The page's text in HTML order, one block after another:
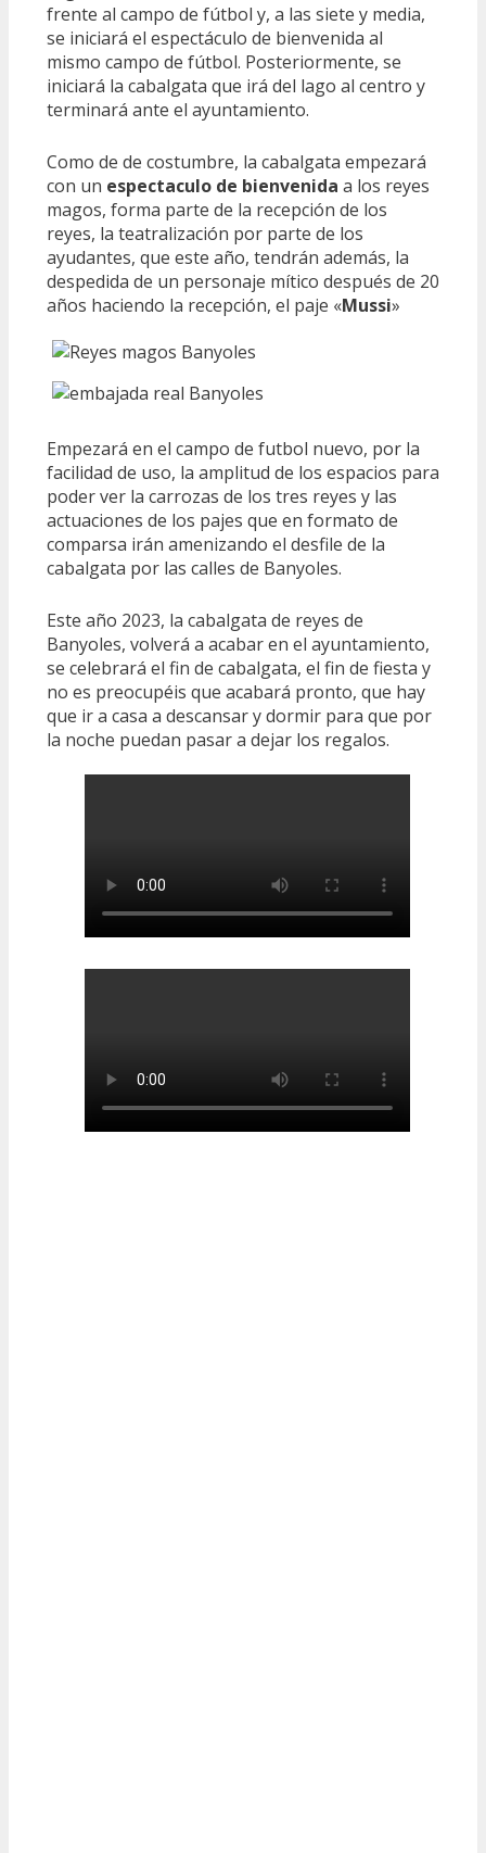
frente al campo de fútbol y, a las siete y media,
se iniciará el espectáculo de bienvenida al
mismo campo de fútbol. Posteriormente, se
iniciará la cabalgata que irá del lago al centro y
terminará ante el ayuntamiento.
Como de de costumbre, la cabalgata empezará
con un espectaculo de bienvenida a los reyes
magos, forma parte de la recepción de los
reyes, la teatralización por parte de los
ayudantes, que este año, tendrán además, la
despedida de un personaje mítico después de 20
años haciendo la recepción, el paje «Mussi»
Empezará en el campo de futbol nuevo, por la
facilidad de uso, la amplitud de los espacios para
poder ver la carrozas de los tres reyes y las
actuaciones de los pajes que en formato de
comparsa irán amenizando el desfile de la
cabalgata por las calles de Banyoles.
Este año 2023, la cabalgata de reyes de
Banyoles, volverá a acabar en el ayuntamiento,
se celebrará el fin de cabalgata, el fin de fiesta y
no es preocupéis que acabará pronto, que hay
que ir a casa a descansar y dormir para que por
la noche puedan pasar a dejar los regalos.